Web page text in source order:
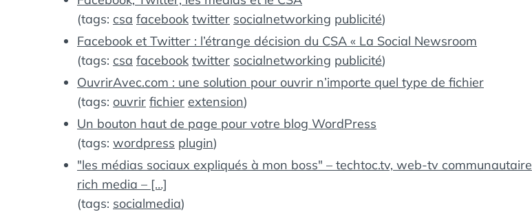
(tags: csa facebook twitter socialnetworking publicité)
Facebook et Twitter : l’étrange décision du CSA « La Social Newsroom
(tags: csa facebook twitter socialnetworking publicité)
OuvrirAvec.com : une solution pour ouvrir n’importe quel type de fichier
(tags: ouvrir fichier extension)
Un bouton haut de page pour votre blog WordPress
(tags: wordpress plugin)
"les médias sociaux expliqués à mon boss" – techtoc.tv, web-tv communautaire
rich media – […]
(tags: socialmedia)